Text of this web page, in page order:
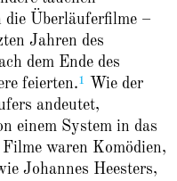
die Überläuferfilme –
Jahren des
dem Ende des
feierten.1
Wie der
andeutet,
einem System in das
waren Komödien,
Johannes Heesters,